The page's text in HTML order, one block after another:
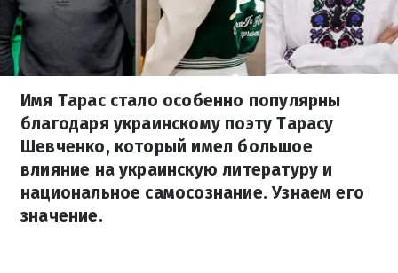
Имя Тарас стало особенно популярны
благодаря украинскому поэту Тарасу
Шевченко, который имел большое
влияние на украинскую литературу и
национальное самосознание. Узнаем его
значение.